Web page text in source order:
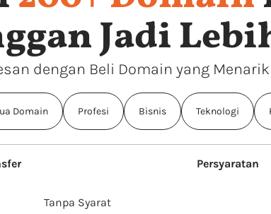
Jadi
dengan Beli Domain yang
Domain Profesi Bisnis Teknologi
Persyaratan
Tanpa Syarat